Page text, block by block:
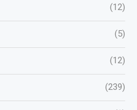
(12)
(5)
(12)
(239)